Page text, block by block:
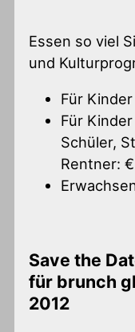
Essen so viel
und
Für
Für
Schüler,
Rentner:
Save the
für brunch
2012